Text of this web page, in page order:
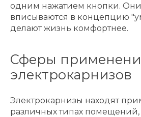
одним нажатием кнопки.
вписываются в концепцию
делают жизнь комфортнее.
Сферы
электрокарнизов
Электрокарнизы находят
различных типах помещений,